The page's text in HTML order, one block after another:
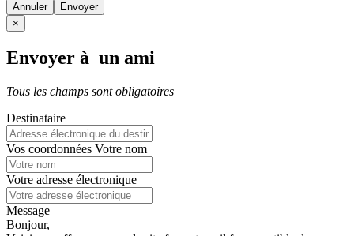
Annuler
×
Envoyer à un ami
Tous les champs sont obligatoires
Destinataire
Vos coordonnées Votre nom
Votre adresse électronique
Message
Bonjour,